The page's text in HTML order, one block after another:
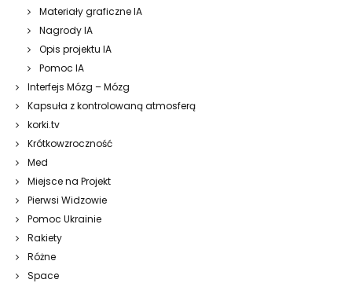
Materiały graficzne IA
Nagrody IA
Opis projektu IA
Pomoc IA
Interfejs Mózg – Mózg
Kapsuła z kontrolowaną atmosferą
korki.tv
Krótkowzroczność
Med
Miejsce na Projekt
Pierwsi Widzowie
Pomoc Ukrainie
Rakiety
Różne
Space